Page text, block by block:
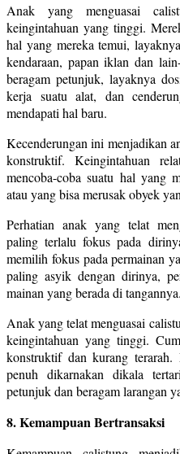
Anak yang menguasai
keingintahuan yang tinggi.
hal yang mereka temui,
kendaraan, papan iklan dan
beragam petunjuk, layaknya
kerja suatu alat, dan
mendapati hal baru.
Kecenderungan ini menjadikan
konstruktif. Keingintahuan
mencoba-coba suatu hal yang
atau yang bisa merusak obyek
Perhatian anak yang telat
paling terlalu fokus pada
memilih fokus pada permainan
paling asyik dengan dirinya,
mainan yang berada di tangannya.
Anak yang telat menguasai
keingintahuan yang tinggi.
konstruktif dan kurang terarah.
penuh dikarnakan dikala
petunjuk dan beragam larangan
8. Kemampuan Bertransaksi